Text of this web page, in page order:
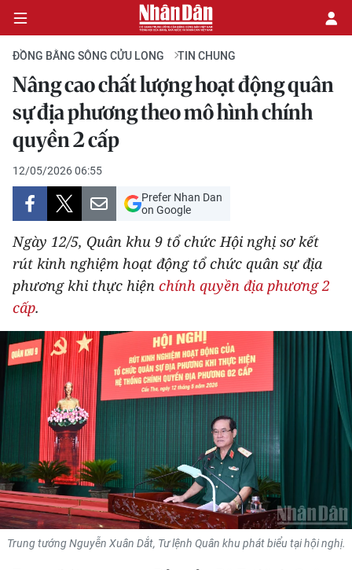
CHÍNH TRỊ
KINH TẾ
VĂN HÓA
XÃ HỘI
PHÁP LUẬT
DU LỊCH
THẾ GIỚI
THỂ THAO
GIÁO DỤC
Y TẾ
KHOA HỌC - CÔNG NGHỆ
MÔI TRƯỜNG
ĐỒNG BẰNG SÔNG CỬU LONG TIN CHUNG
Nâng cao chất lượng hoạt động quân
sự địa phương theo mô hình chính
quyền 2 cấp
12/05/2026 06:55
Prefer Nhan Dan
on Google
Ngày 12/5, Quân khu 9 tổ chức Hội nghị sơ kết
rút kinh nghiệm hoạt động tổ chức quân sự địa
phương khi thực hiện chính quyền địa phương 2
cấp.
Trung tướng Nguyễn Xuân Dắt, Tư lệnh Quân khu phát biểu tại hội nghị.